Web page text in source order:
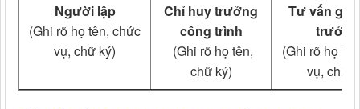
Người lập
(Ghi rõ họ tên, chức
vụ, chữ ký)
Chỉ huy trưởng
công trình
(Ghi rõ họ tên,
chữ ký)
Tư vấn
trưởng
(Ghi rõ họ
vụ, chữ